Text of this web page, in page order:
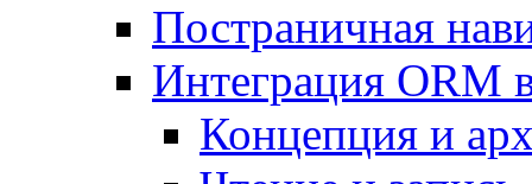
Постраничная
Интеграция ORM
Концепция и